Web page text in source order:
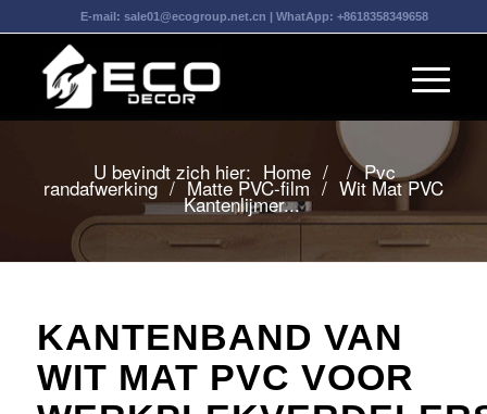
E-mail: sale01@ecogroup.net.cn | WhatApp: +8618358349658
U bevindt zich hier: Home / / Pvc
randafwerking / Matte PVC-film / Wit Mat PVC
Kantenlijmer...
KANTENBAND VAN
WIT MAT PVC VOOR